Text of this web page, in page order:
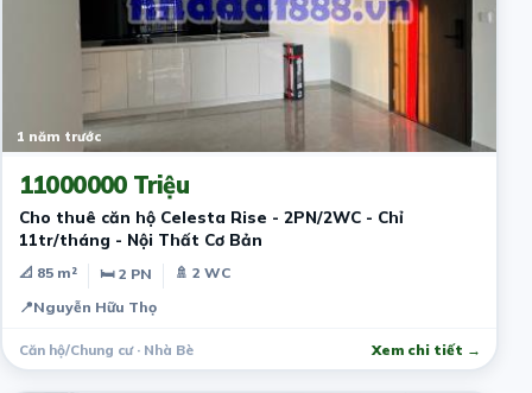
1 năm trước
11000000 Triệu
Cho thuê căn hộ Celesta Rise - 2PN/2WC - Chỉ
11tr/tháng - Nội Thất Cơ Bản
📐 85 m² 🛏 2 PN
🚿 2 WC
📍Nguyễn Hữu Thọ
Căn hộ/Chung cư · Nhà Bè Xem chi tiết →